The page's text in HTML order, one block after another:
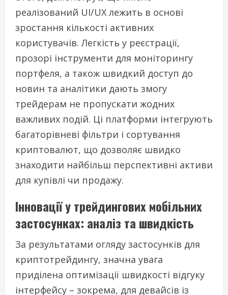
реалізований UI/UX лежить в основі
зростання кількості активних
користувачів. Легкість у реєстрації,
прозорі інструменти для моніторингу
портфеля, а також швидкий доступ до
новин та аналітики дають змогу
трейдерам не пропускати жодних
важливих подій. Ці платформи інтегрують
багаторівневі фільтри і сортування
криптовалют, що дозволяє швидко
знаходити найбільш перспективні активи
для купівлі чи продажу.
Інновації у трейдингових мобільних
застосунках: аналіз та швидкість
За результатами огляду застосунків для
криптотрейдингу, значна увага
приділена оптимізації швидкості відгуку
інтерфейсу – зокрема, для девайсів із